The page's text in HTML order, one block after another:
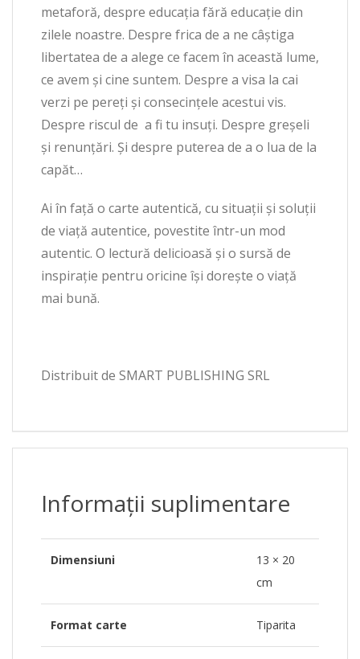
metaforă, despre educația fără educație din
zilele noastre. Despre frica de a ne câștiga
libertatea de a alege ce facem în această lume,
ce avem și cine suntem. Despre a visa la cai
verzi pe pereți și consecințele acestui vis.
Despre riscul de a fi tu insuți. Despre greșeli
și renunțări. Și despre puterea de a o lua de la
capăt…
Ai în față o carte autentică, cu situații și soluții
de viață autentice, povestite într-un mod
autentic. O lectură delicioasă și o sursă de
inspirație pentru oricine își dorește o viață
mai bună.
Distribuit de SMART PUBLISHING SRL
Informații suplimentare
Dimensiuni
13 × 20
cm
Format carte Tiparita